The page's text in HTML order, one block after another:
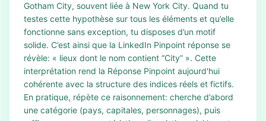
Gotham City, souvent liée à New York City. Quand tu
testes cette hypothèse sur tous les éléments et qu’elle
fonctionne sans exception, tu disposes d’un motif
solide. C’est ainsi que la LinkedIn Pinpoint réponse se
révèle: « lieux dont le nom contient “City” ». Cette
interprétation rend la Réponse Pinpoint aujourd'hui
cohérente avec la structure des indices réels et fictifs.
En pratique, répète ce raisonnement: cherche d’abord
une catégorie (pays, capitales, personnages), puis